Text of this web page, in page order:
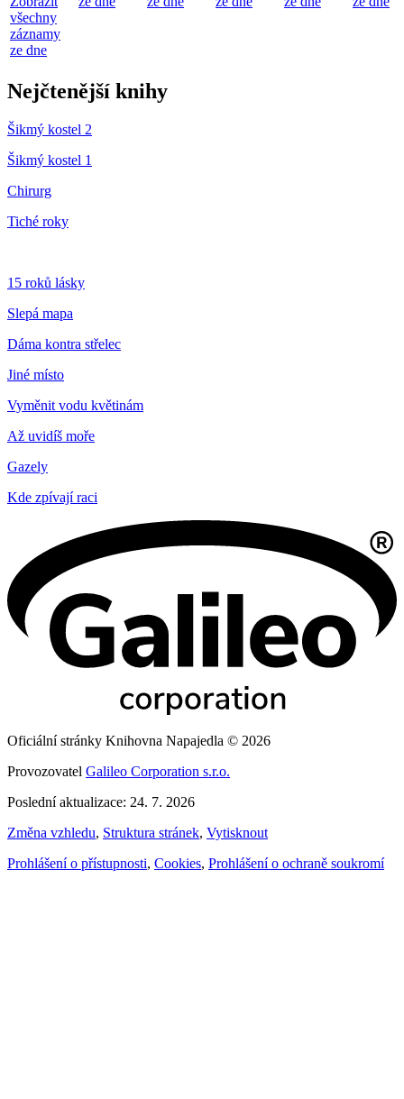
všechny
záznamy
ze dne
Nejčtenější knihy
Šikmý kostel 2
Šikmý kostel 1
Chirurg
Tiché roky
15 roků lásky
Slepá mapa
Dáma kontra střelec
Jiné místo
Vyměnit vodu květinám
Až uvidíš moře
Gazely
Kde zpívají raci
Oficiální stránky Knihovna Napajedla © 2026
Provozovatel Galileo Corporation s.r.o.
Poslední aktualizace: 24. 7. 2026
Změna vzhledu, Struktura stránek, Vytisknout
Prohlášení o přístupnosti, Cookies, Prohlášení o ochraně soukromí